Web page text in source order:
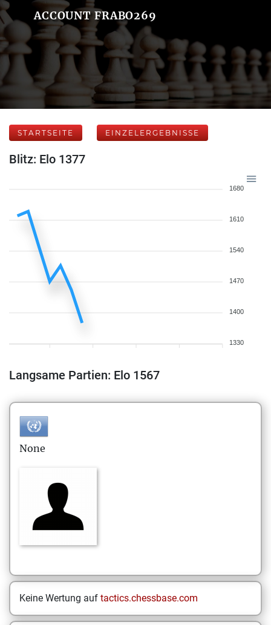
ACCOUNT FRABO269
STARTSEITE EINZELERGEBNISSE
Blitz: Elo 1377
1680
1610
1540
1470
1400
1330
Langsame Partien: Elo 1567
None
Keine Wertung auf tactics.chessbase.com